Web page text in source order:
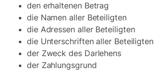
den erhaltenen Betrag
die Namen aller Beteiligten
die Adressen aller Beteiligten
die Unterschriften aller Beteiligten
der Zweck des Darlehens
der Zahlungsgrund